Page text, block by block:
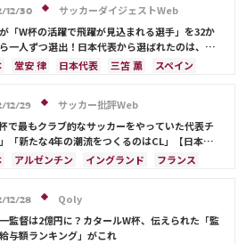
ル
イラン 韓国 ドイツ
スペイン
ス
ベルギー スイス
イングランド
ダ
ポルトガル デンマーク
セルビア
チア
ポーランド
エクアドル
ル
カメルーン モロッコ
タリカ
12/30
サッカーダイジェストWeb
「W杯の活躍で飛躍が見込まれる選手」を32か
一人ずつ選出！日本代表から選ばれたのは、堂
笘ではなく…
堂安 律 日本代表 三笘 薫
スペイン
アラビア
デンマーク
セルビア
ンス
ベルギー スイス
イングランド
ダ
ポーランド ポルトガル
ブラジル
ンチン
エクアドル ウルグアイ
カナダ
コ
韓国 アメリカ
トラリア
コスタリカ
ケイラー・ナバス
ル・アズムン
12/29
サッカー批評Web
杯で最もクラブ的なサッカーをやっていた代表チ
「新たな4年の潮流をつくるのはCL」【日本サ
2023年「W杯ドーハの歓喜超え」への激論】(2)
アルゼンチン イングランド
フランス
ン・ムバッペ
ル
カリム・ベンゼマ エンゴロ・カンテ
12/28
Qoly
監督は2億円に？カタールW杯、伝えられた「監
与額ランキング」がこれ